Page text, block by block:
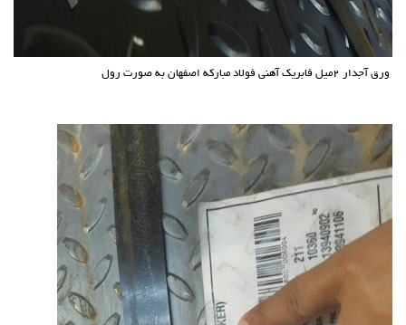
ورق آجدار 2میل فابریک آهنی فولاد مبارکه اصفهان به صورت رول